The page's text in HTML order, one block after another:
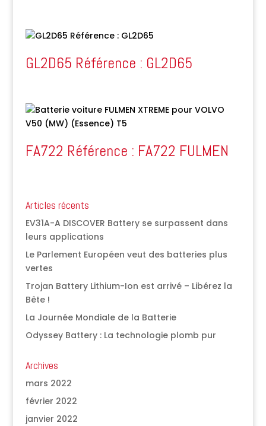
GL2D65 Référence : GL2D65
FA722 Référence : FA722 FULMEN
Articles récents
EV31A-A DISCOVER Battery se surpassent dans
leurs applications
Le Parlement Européen veut des batteries plus
vertes
Trojan Battery Lithium-Ion est arrivé – Libérez la
Bête !
La Journée Mondiale de la Batterie
Odyssey Battery : La technologie plomb pur
Archives
mars 2022
février 2022
janvier 2022